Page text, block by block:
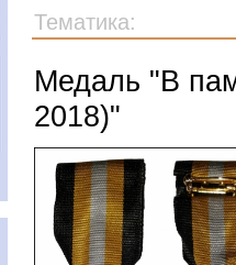
Тематика:
Медаль "В
2018)"